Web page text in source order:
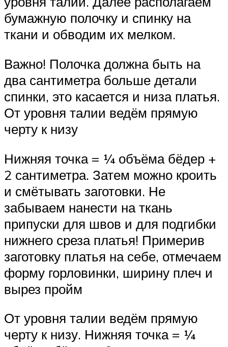
бумажную полочку и спинку на
ткани и обводим их мелком.
Важно! Полочка должна быть на
два сантиметра больше детали
спинки, это касается и низа платья.
От уровня талии ведём прямую
черту к низу
Нижняя точка = ¼ объёма бёдер +
2 сантиметра. Затем можно кроить
и смётывать заготовки. Не
забываем нанести на ткань
припуски для швов и для подгибки
нижнего среза платья! Примерив
заготовку платья на себе, отмечаем
форму горловинки, ширину плеч и
вырез пройм
От уровня талии ведём прямую
черту к низу. Нижняя точка = ¼